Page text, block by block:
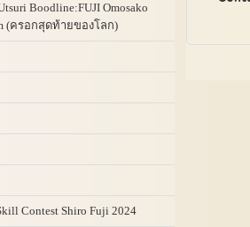
Boodline:FUJI Omosako
(ครอกสุดท้ายของโลก)
Contest Shiro Fuji 2024